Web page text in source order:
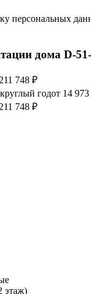
персональных
дома D-
748 ₽
годот 14
748 ₽
этаж)